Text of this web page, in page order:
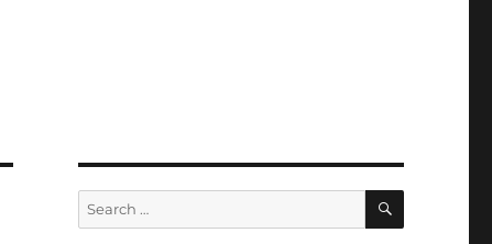
Search
for:
SEARCH